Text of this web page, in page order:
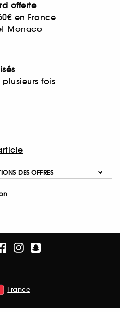
offerte
en France
Monaco
fois
DES OFFRES
France